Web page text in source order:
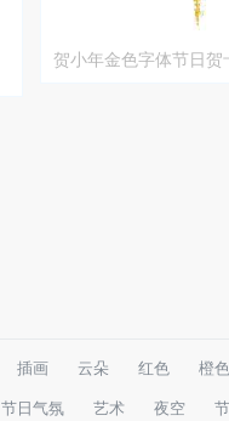
贺小年金色字体节日贺
插画 云朵 红色 橙色
节日气氛 艺术 夜空